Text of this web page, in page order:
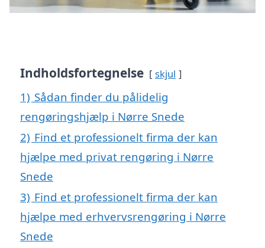
Indholdsfortegnelse skjul
1) Sådan finder du pålidelig
rengøringshjælp i Nørre Snede
2) Find et professionelt firma der kan
hjælpe med privat rengøring i Nørre
Snede
3) Find et professionelt firma der kan
hjælpe med erhvervsrengøring i Nørre
Snede